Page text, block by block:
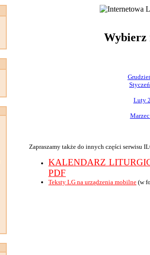
Wybierz
Luty
Zapraszamy także do innych części serwisu
KALENDARZ
PDF
Teksty LG na urządzenia mobilne (w